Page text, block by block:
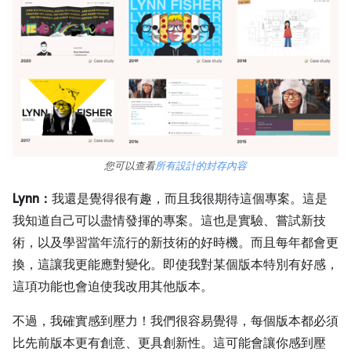
您可以查看所有設計的封存內容
Lynn： 我還是覺得很有趣，而且我很期待這個專案。這是
我知道自己可以盡情發揮的專案。這也是實驗、嘗試新技
術，以及學習當年流行的新技術的好時機。而且每年都會更
換，這讓我更能應對變化。即使我對某個版本特別有好感，
這項功能也會迫使我改用其他版本。
不過，我確實感到壓力！我們很容易覺得，每個版本都必須
比先前版本更有創意、更具創新性。這可能會讓你感到壓